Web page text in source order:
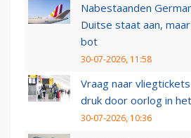
Nabestaanden
Duitse staat aan,
bot
30-07-2026, 11:58
Vraag naar
druk door oorlog in
30-07-2026, 10:36